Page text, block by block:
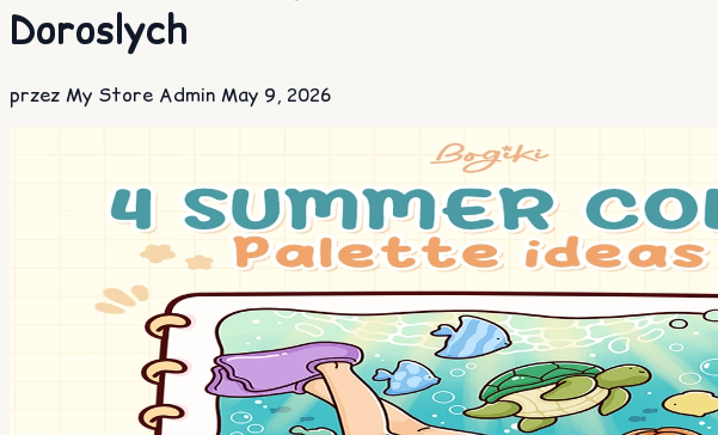
Doroslych
przez My Store Admin May 9, 2026